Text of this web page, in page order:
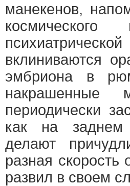
манекенов,
вклиниваются
эмбриона в
накрашенные
периодически
как на заднем
делают
разная
развил в своем